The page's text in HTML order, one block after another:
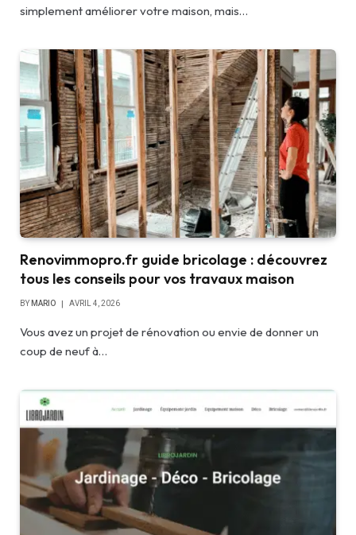
simplement améliorer votre maison, mais…
Renovimmopro.fr guide bricolage : découvrez
tous les conseils pour vos travaux maison
BY MARIO AVRIL 4, 2026
Vous avez un projet de rénovation ou envie de donner un
coup de neuf à…